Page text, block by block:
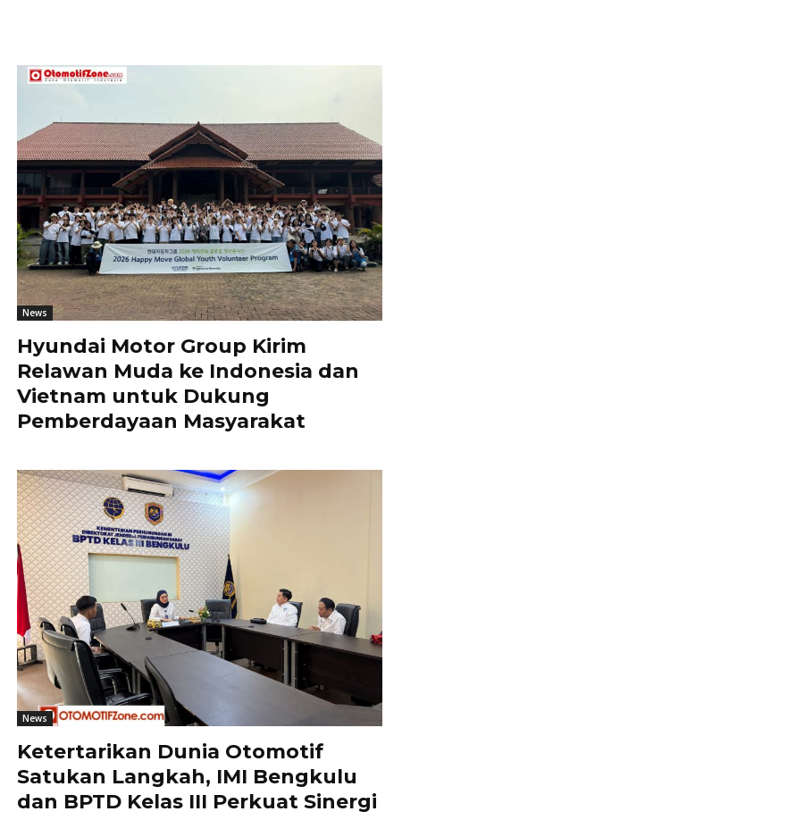
News
Hyundai Motor Group Kirim
Relawan Muda ke Indonesia dan
Vietnam untuk Dukung
Pemberdayaan Masyarakat
News
Ketertarikan Dunia Otomotif
Satukan Langkah, IMI Bengkulu
dan BPTD Kelas III Perkuat Sinergi